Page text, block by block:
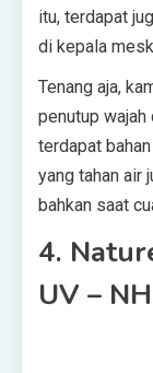
itu, terdapat
di kepala
Tenang aja,
penutup wajah
terdapat
yang tahan air
bahkan saat
4.
UV –